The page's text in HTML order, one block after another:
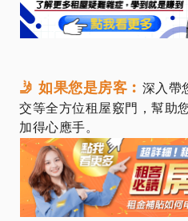
🤳 如果您是房客︰ 深入帶
交等全方位租屋竅門，幫助
加得心應手。